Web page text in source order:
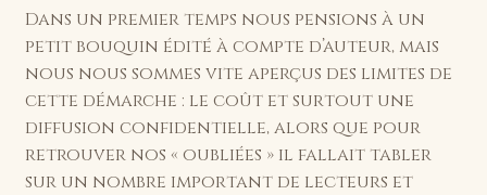
Dans un premier temps nous pensions à un
petit bouquin édité à compte d’auteur, mais
nous nous sommes vite aperçus des limites de
cette démarche : le coût et surtout une
diffusion confidentielle, alors que pour
retrouver nos « oubliées » il fallait tabler
sur un nombre important de lecteurs et